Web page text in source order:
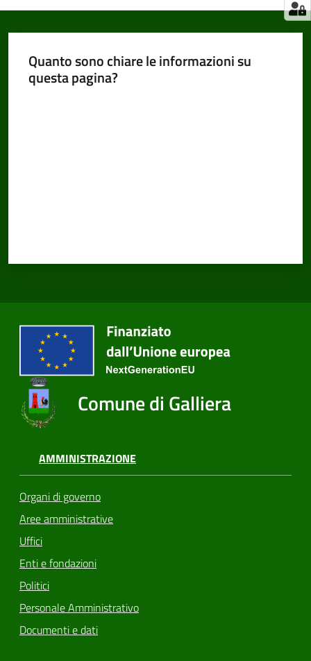
Quanto sono chiare le informazioni su
questa pagina?
Comune di Galliera
AMMINISTRAZIONE
Organi di governo
Aree amministrative
Uffici
Enti e fondazioni
Politici
Personale Amministrativo
Documenti e dati